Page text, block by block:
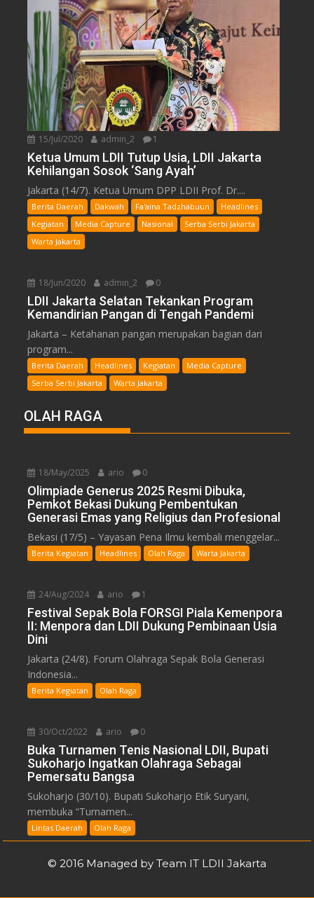
15/Jul/2020 admin_2 1
Ketua Umum LDII Tutup Usia, LDII Jakarta
Kehilangan Sosok ‘Sang Ayah’
Jakarta (14/7). Ketua Umum DPP LDII Prof. Dr....
Berita Daerah Dakwah Fa'aina Tadzhabuun
Headlines
Kegiatan
Media Capture Nasional
Serba Serbi Jakarta
Warta Jakarta
18/Jun/2020 admin_2 0
LDII Jakarta Selatan Tekankan Program
Kemandirian Pangan di Tengah Pandemi
Jakarta – Ketahanan pangan merupakan bagian dari
program...
Berita Daerah Headlines Kegiatan
Media Capture
Serba Serbi Jakarta
Warta Jakarta
OLAH RAGA
18/May/2025 ario 0
Olimpiade Generus 2025 Resmi Dibuka,
Pemkot Bekasi Dukung Pembentukan
Generasi Emas yang Religius dan Profesional
Bekasi (17/5) – Yayasan Pena Ilmu kembali menggelar...
Berita Kegiatan Headlines Olah Raga Warta Jakarta
24/Aug/2024 ario 1
Festival Sepak Bola FORSGI Piala Kemenpora
II: Menpora dan LDII Dukung Pembinaan Usia
Dini
Jakarta (24/8). Forum Olahraga Sepak Bola Generasi
Indonesia...
Berita Kegiatan Olah Raga
30/Oct/2022 ario 0
Buka Turnamen Tenis Nasional LDII, Bupati
Sukoharjo Ingatkan Olahraga Sebagai
Pemersatu Bangsa
Sukoharjo (30/10). Bupati Sukoharjo Etik Suryani,
membuka “Turnamen...
Lintas Daerah Olah Raga
© 2016 Managed by Team IT LDII Jakarta